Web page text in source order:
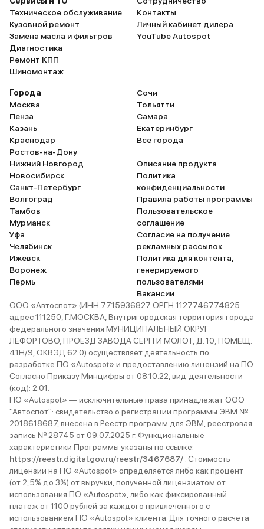
Техническое обслуживание
Кузовной ремонт
Замена масла и фильтров
Диагностика
Ремонт КПП
Шиномонтаж
Контакты
Личный кабинет дилера
YouTube Autospot
Города
Москва
Пенза
Казань
Краснодар
Ростов-на-Дону
Нижний Новгород
Новосибирск
Санкт-Петербург
Волгоград
Тамбов
Мурманск
Уфа
Челябинск
Ижевск
Воронеж
Пермь
Сочи
Тольятти
Самара
Екатеринбург
Все города
Описание продукта
Политика
конфиденциальности
Правила работы программы
Пользовательское
соглашение
Согласие на получение
рекламных рассылок
Политика для контента,
генерируемого
пользователями
Вакансии
ООО «Автоспот» (ИНН 7715936827 ОРГН 1127746774825
адрес 111250, Г.МОСКВА, Внутригородская территория города
федерального значения МУНИЦИПАЛЬНЫЙ ОКРУГ
ЛЕФОРТОВО, ПРОЕЗД ЗАВОДА СЕРП И МОЛОТ, Д. 10, ПОМЕЩ.
41Н/9, ОКВЭД 62.0) осуществляет деятельность по
разработке ПО «Autospot» и предоставлению лицензий на ПО.
Согласно Приказу Минцифры от 08.10.22, вид деятельности
(код): 2.01.
ПО «Autospot» — исключительные права принадлежат ООО
"Автоспот": свидетельство о регистрации программы ЭВМ №
2018618687, внесена в Реестр программ для ЭВМ, реестровая
запись № 28745 от 09.07.2025 г. Функциональные
характеристики Программы указаны по ссылке:
https://reestr.digital.gov.ru/reestr/3467687/ . Стоимость
лицензии на ПО «Autospot» определяется либо как процент
(от 2,5% до 3%) от выручки, полученной лицензиатом от
использования ПО «Autospot», либо как фиксированный
платеж от 1100 рублей за каждого привлеченного с
использованием ПО «Autospot» клиента. Для точного расчета